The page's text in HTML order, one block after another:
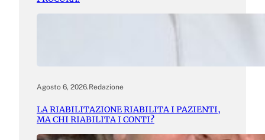
Agosto 6, 2026.Redazione
LA RIABILITAZIONE RIABILITA I PAZIENTI,
MA CHI RIABILITA I CONTI?